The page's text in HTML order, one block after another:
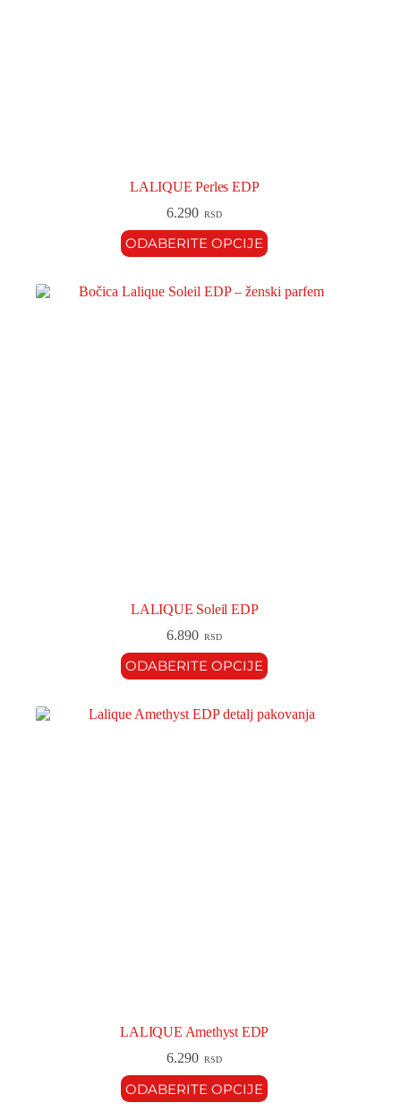
LALIQUE Perles EDP
6.290 RSD
ODABERITE OPCIJE
LALIQUE Soleil EDP
6.890 RSD
ODABERITE OPCIJE
LALIQUE Amethyst EDP
6.290 RSD
ODABERITE OPCIJE